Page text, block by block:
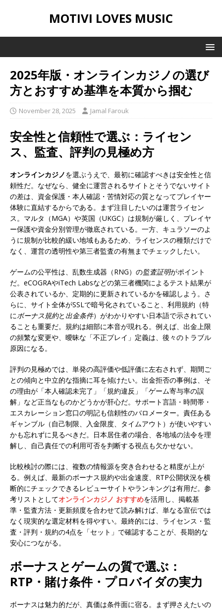
MOTIVI LOVES MUSIC
2025年版・オンラインカジノの選び
方とおすすめ基準を本質から掴む
November 28, 2025 Jamal Farouk
安全性と信頼性で選ぶ：ライセン
ス、監査、評判の見極め方
オンラインカジノを選ぶうえで、最初に確認すべきは安全性と信
頼性だ。なぜなら、健全に運営されるサイトとそうでないサイト
の差は、資金保護・本人確認・苦情対応の質となってプレイヤー
体験に直結するからである。まず注目したいのは運営ライセン
ス。マルタ（MGA）や英国（UKGC）は規制が厳しく、プレイヤ
ー保護や資金分別管理が徹底されている。一方、キュラソーのよ
うに規制が比較的緩い地域もあるため、ライセンスの種類だけで
なく、運営の透明性や第三者監査の有無までチェックしたい。
ゲームの公平性は、乱数生成器（RNG）の監査証明がポイント
だ。eCOGRAやiTech Labsなどの第三者機関によるテスト結果が
公表されているか、定期的に更新されているかを確認しよう。さ
らに、サイト全体がSSLで暗号化されていること、利用規約（特
にボーナス規約と 出金条件）がわかりやすい日本語で示されてい
ることも重要だ。規約は細部に本音が現れる。例えば、出金上限
の頻繁な変更や、曖昧な「不正プレイ」定義は、後々のトラブル
原因になる。
評判の見極めでは、単発の高評価や低評価に左右されず、期間ご
との傾向と中立的な指摘に耳を傾けたい。出金拒否の事例は、そ
の理由が「本人確認未完了」「規約違反」「ゲーム寄与率の誤
解」など正当なものかどうかが肝心だ。サポート言語・時間帯・
エスカレーション窓口の明記も信頼性のバロメーター。責任ある
ギャンブル（自己制限、入金限度、タイムアウト）が使いやすい
かも忘れずに見るべきだ。日本居住者の場合、各地域の法令を理
解し、自己責任での利用可否を判断する視点も欠かせない。
比較検討の際には、複数の情報源を突き合わせると精度が上が
る。例えば、最新のボーナス規約や出金速度、RTP公開状況を横
断的にチェックできるレビューサイトやランキングは有用だ。参
考リストとしてオンラインカジノ おすすめを活用し、掲載基
準・監査方法・更新頻度を合わせて読み解けば、単なる宣伝では
なく現実的な選定材料を得やすい。最終的には、ライセンス・監
査・評判・規約の4点を「セット」で確認することが、長期的な
安心につながる。
ボーナスとゲームの質で選ぶ：
RTP・賭け条件・プロバイダの実力
ボーナスは魅力的だが、真価は条件面に宿る。まず押さえたいの